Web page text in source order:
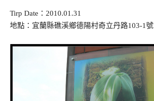
Tirp Date ： 2010.01.31
地點：宜蘭縣礁溪鄉德陽村奇立丹路103-1號